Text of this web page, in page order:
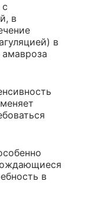
в
в
в